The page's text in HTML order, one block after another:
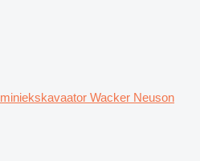
miniekskavaator Wacker Neuson